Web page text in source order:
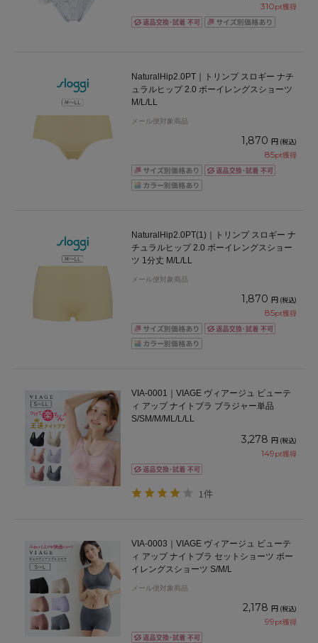
310pt獲得
NaturalHip2.0PT｜トリンプ スロギー ナチ
ュラルヒップ 2.0 ボーイレングスショーツ
M/L/LL
メール便対象商品
1,870 円 (税込)
85pt獲得
NaturalHip2.0PT(1)｜トリンプ スロギー ナ
チュラルヒップ 2.0 ボーイレングスショー
ツ 1分丈 M/L/LL
メール便対象商品
1,870 円 (税込)
85pt獲得
VIA-0001｜VIAGE ヴィアージュ ビューテ
ィ アップ ナイトブラ ブラジャー単品
S/SM/M/ML/L/LL
3,278 円 (税込)
149pt獲得
1件
VIA-0003｜VIAGE ヴィアージュ ビューテ
ィ アップ ナイトブラ セットショーツ ボー
イレングスショーツ S/M/L
メール便対象商品
2,178 円 (税込)
99pt獲得